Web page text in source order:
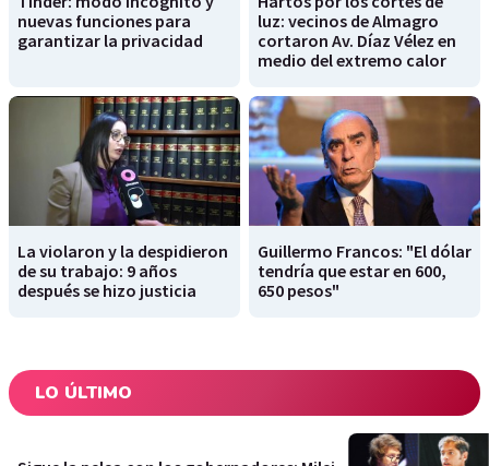
nuevas funciones para
garantizar la privacidad
luz: vecinos de Almagro
cortaron Av. Díaz Vélez en
medio del extremo calor
La violaron y la despidieron
de su trabajo: 9 años
después se hizo justicia
Guillermo Francos: "El dólar
tendría que estar en 600,
650 pesos"
LO ÚLTIMO